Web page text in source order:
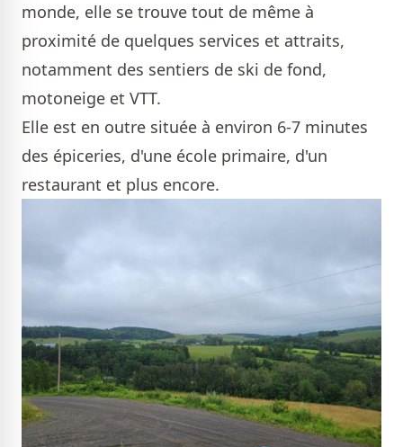
monde, elle se trouve tout de même à
proximité de quelques services et attraits,
notamment des sentiers de ski de fond,
motoneige et VTT.
Elle est en outre située à environ 6-7 minutes
des épiceries, d'une école primaire, d'un
restaurant et plus encore.